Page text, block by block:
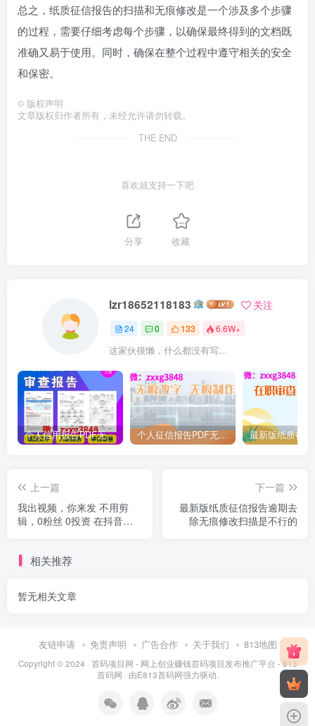
总之，纸质征信报告的扫描和无痕修改是一个涉及多个步骤
的过程，需要仔细考虑每个步骤，以确保最终得到的文档既
准确又易于使用。同时，确保在整个过程中遵守相关的安全
和保密。
© 版权声明
文章版权归作者所有，未经允许请勿转载。
THE END
喜欢就支持一下吧
分享 收藏
lzr18652118183 关注
24 0 133 6.6W+
这家伙很懒，什么都没有写...
个人信用报告PDF无痕修改去掉逾期呆账家里检查征信报告，如何删除编辑内容 个人征信报告PDF无痕修改的准确性和合规性
上一篇
我出视频，你来发 不用剪
辑，0粉丝 0投资 在抖音发
下一篇
最新版纸质征信报告逾期去
除无痕修改扫描是不行的
相关推荐
暂无相关文章
友链申请 免责声明 广告合作 关于我们 813地图
Copyright © 2024 · 首码项目网 - 网上创业赚钱首码项目发布推广平台 - 813
首码网 · 由E813首码网强力驱动.